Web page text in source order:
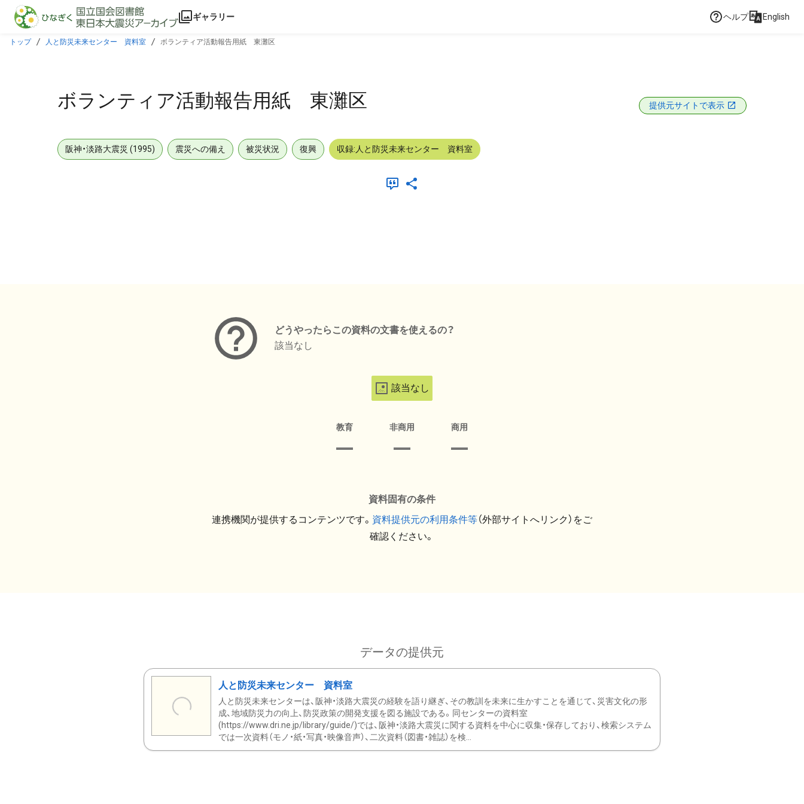
本文に飛ぶ
ギャラリー ヘルプ English
トップ 人と防災未来センター 資料室 ボランティア活動報告用紙 東灘区
ボランティア活動報告用紙 東灘区 提供元サイトで表示
阪神・淡路大震災 (1995) 震災への備え 被災状況 復興 収録:人と防災未来センター 資料室
どうやったらこの資料の文書を使えるの？
該当なし
該当なし
教育 非商用 商用
資料固有の条件
連携機関が提供するコンテンツです。 資料提供元の利用条件等（外部サイトへリンク）をご
確認ください。
データの提供元
人と防災未来センター 資料室
人と防災未来センターは、阪神・淡路大震災の経験を語り継ぎ、その教訓を未来に生かすことを通じて、災害文化の形
成、地域防災力の向上、防災政策の開発支援を図る施設である。同センターの資料室
(https://www.dri.ne.jp/library/guide/)では、阪神・淡路大震災に関する資料を中心に収集・保存しており、検索システム
では一次資料（モノ・紙・写真・映像音声）、二次資料（図書・雑誌）を検...